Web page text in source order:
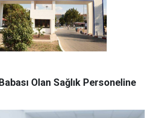
Olan Sağlık Personeline